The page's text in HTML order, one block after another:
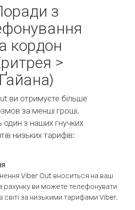
з
кордон
>
Ґайана)
ви отримуєте більше
за менші гроші.
один з наших гнучких
низьких тарифів:
Viber Out вноситься на ваш
рахунку ви можете телефонувати
світі за низькими тарифами Viber.